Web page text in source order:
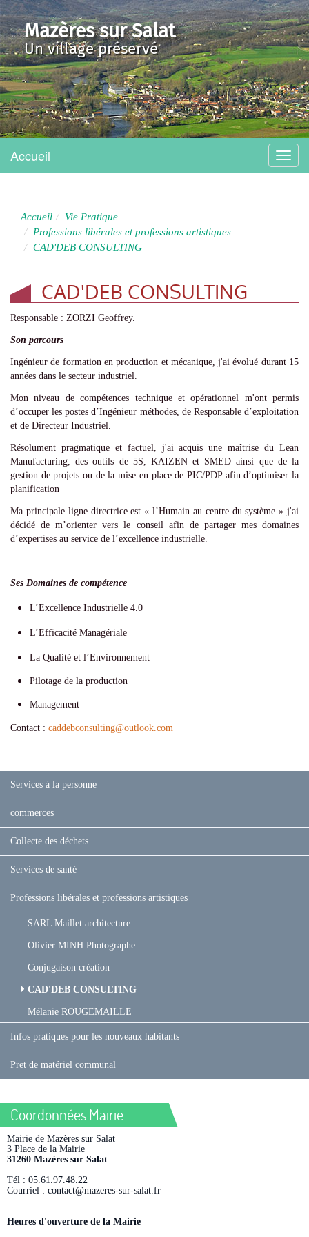
Mazères sur Salat
Un village préservé
Menu
Accueil
Accueil
Vie Pratique
Professions libérales et professions artistiques
CAD'DEB CONSULTING
CAD'DEB CONSULTING
Responsable : ZORZI Geoffrey.
Son parcours
Ingénieur de formation en production et mécanique, j'ai évolué durant 15
années dans le secteur industriel.
Mon niveau de compétences technique et opérationnel m'ont permis
d’occuper les postes d’Ingénieur méthodes, de Responsable d’exploitation
et de Directeur Industriel.
Résolument pragmatique et factuel, j'ai acquis une maîtrise du Lean
Manufacturing, des outils de 5S, KAIZEN et SMED ainsi que de la
gestion de projets ou de la mise en place de PIC/PDP afin d’optimiser la
planification
Ma principale ligne directrice est « l’Humain au centre du système » j'ai
décidé de m’orienter vers le conseil afin de partager mes domaines
d’expertises au service de l’excellence industrielle.
Ses Domaines de compétence
L’Excellence Industrielle 4.0
L’Efficacité Managériale
La Qualité et l’Environnement
Pilotage de la production
Management
Contact : caddebconsulting@outlook.com
Services à la personne
commerces
Collecte des déchets
Services de santé
Professions libérales et professions artistiques
SARL Maillet architecture
Olivier MINH Photographe
Conjugaison création
CAD'DEB CONSULTING
Mélanie ROUGEMAILLE
Infos pratiques pour les nouveaux habitants
Pret de matériel communal
Coordonnées Mairie
Mairie de Mazères sur Salat
3 Place de la Mairie
31260 Mazères sur Salat
Tél : 05.61.97.48.22
Courriel : contact@mazeres-sur-salat.fr
Heures d'ouverture de la Mairie